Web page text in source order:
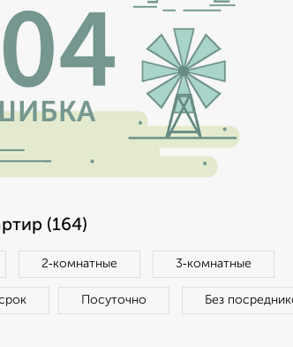
(164)
2‑комнатные 3‑комнатные
Посуточно Без